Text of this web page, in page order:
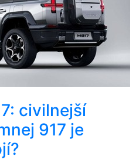
civilnejší
917 je